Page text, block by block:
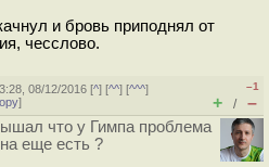
и бровь приподнял от
чесслово.
08/12/2016 [^] [^^] [^^^]
]
–1
+ / –
что у Гимпа проблема
еще есть ?